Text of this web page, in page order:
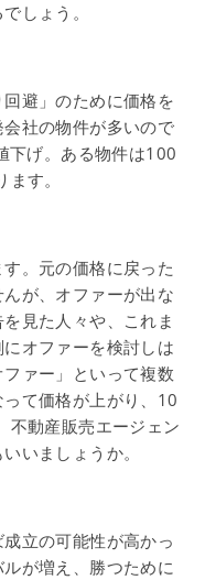
しょう。
避」のために価格を
社の物件が多いので
下げ。ある物件は100
す。
。元の価格に戻った
が、オファーが出な
見た人々や、これま
オファーを検討しは
ァー」といって複数
て価格が上がり、10
動産販売エージェン
いましょうか。
立の可能性が高かっ
が増え、勝つために